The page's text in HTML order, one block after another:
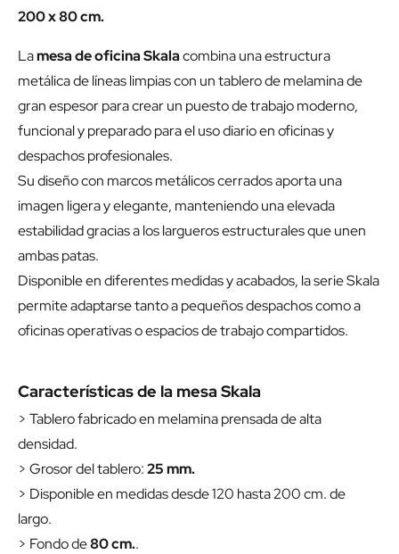
200 x 80 cm.
Lamesa de oficina Skalacombina una estructura
metálica de líneas limpias con un tablero de melamina de
gran espesor para crear un puesto de trabajo moderno,
funcional y preparado para el uso diario en oficinas y
despachos profesionales.
Su diseño con marcos metálicos cerrados aporta una
imagen ligera y elegante, manteniendo una elevada
estabilidad gracias a los largueros estructurales que unen
ambas patas.
Disponible en diferentes medidas y acabados, la serie Skala
permite adaptarse tanto a pequeños despachos como a
oficinas operativas o espacios de trabajo compartidos.
Características de la mesa Skala
> Tablero fabricado en melamina prensada de alta
densidad.
> Grosor del tablero:25 mm.
> Disponible en medidas desde 120 hasta 200 cm. de
largo.
> Fondo de80 cm..